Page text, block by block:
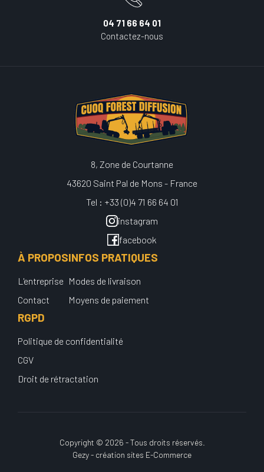
04 71 66 64 01
Contactez-nous
8, Zone de Courtanne
43620 Saint Pal de Mons - France
Tel : +33 (0)4 71 66 64 01
instagram
facebook
À PROPOS
L'entreprise
Contact
INFOS PRATIQUES
Modes de livraison
Moyens de paiement
RGPD
Politique de confidentialité
CGV
Droit de rétractation
Copyright © 2026 - Tous droits réservés.
Gezy - création sites E-Commerce